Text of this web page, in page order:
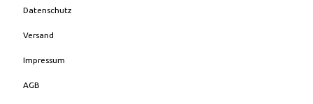
Datenschutz
Versand
Impressum
AGB